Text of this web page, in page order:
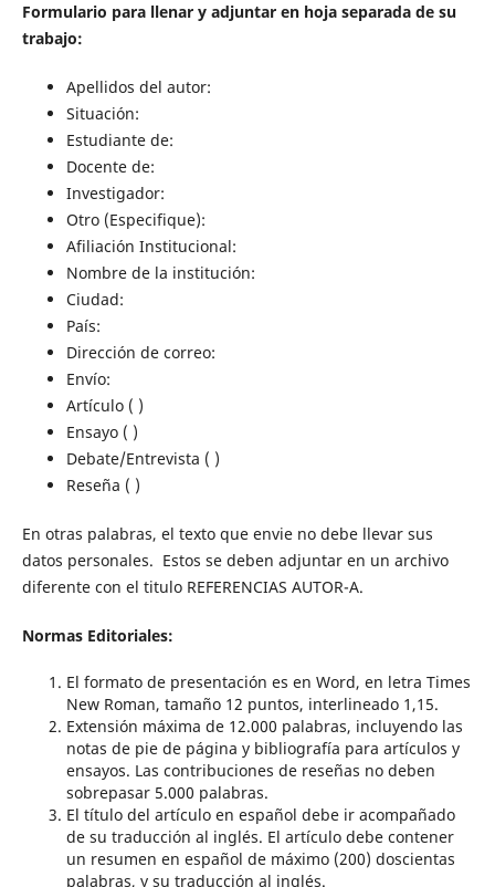
Formulario para llenar y adjuntar en hoja separada de su
trabajo:
Apellidos del autor:
Situación:
Estudiante de:
Docente de:
Investigador:
Otro (Especifique):
Afiliación Institucional:
Nombre de la institución:
Ciudad:
País:
Dirección de correo:
Envío:
Artículo ( )
Ensayo ( )
Debate/Entrevista ( )
Reseña ( )
En otras palabras, el texto que envie no debe llevar sus
datos personales. Estos se deben adjuntar en un archivo
diferente con el titulo REFERENCIAS AUTOR-A.
Normas Editoriales:
El formato de presentación es en Word, en letra Times
New Roman, tamaño 12 puntos, interlineado 1,15.
Extensión máxima de 12.000 palabras, incluyendo las
notas de pie de página y bibliografía para artículos y
ensayos. Las contribuciones de reseñas no deben
sobrepasar 5.000 palabras.
El título del artículo en español debe ir acompañado
de su traducción al inglés. El artículo debe contener
un resumen en español de máximo (200) doscientas
palabras, y su traducción al inglés.